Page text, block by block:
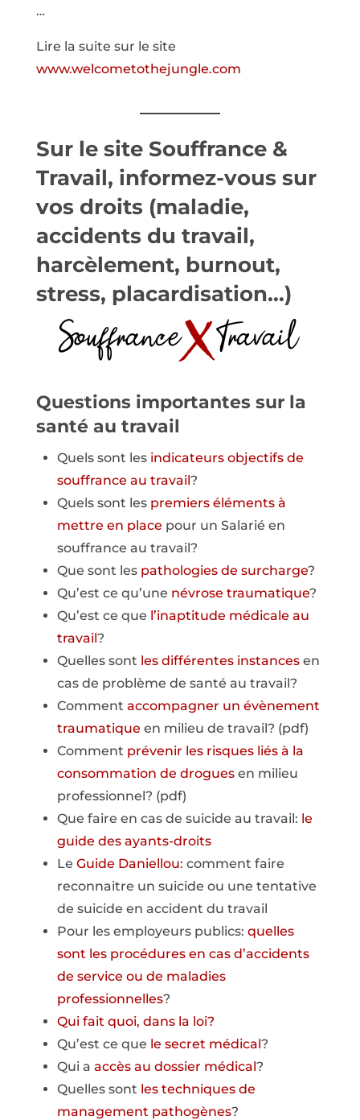
…
Lire la suite sur le site
www.welcometothejungle.com
Sur le site Souffrance &
Travail, informez-vous sur
vos droits (maladie,
accidents du travail,
harcèlement, burnout,
stress, placardisation…)
Questions importantes sur la
santé au travail
Quels sont les indicateurs objectifs de
souffrance au travail?
Quels sont les premiers éléments à
mettre en place pour un Salarié en
souffrance au travail?
Que sont les pathologies de surcharge?
Qu’est ce qu’une névrose traumatique?
Qu’est ce que l’inaptitude médicale au
travail?
Quelles sont les différentes instancesen
cas de problème de santé au travail?
Comment accompagner un évènement
traumatique en milieu de travail? (pdf)
Comment prévenir les risques liés à la
consommation de droguesen milieu
professionnel? (pdf)
Que faire en cas de suicide au travail: le
guide des ayants-droits
Le Guide Daniellou: comment faire
reconnaitre un suicide ou une tentative
de suicide en accident du travail
Pour les employeurs publics: quelles
sont les procédures en cas d’accidents
de service ou de maladies
professionnelles?
Qui fait quoi, dans la loi?
Qu’est ce que le secret médical?
Qui a accès au dossier médical?
Quelles sont les techniques de
management pathogènes?